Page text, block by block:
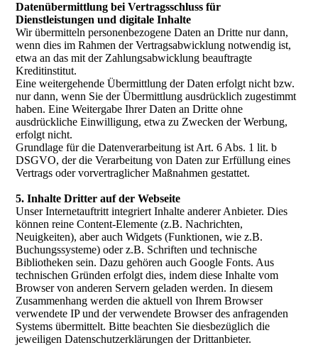
Datenübermittlung bei Vertragsschluss für
Dienstleistungen und digitale Inhalte
Wir übermitteln personenbezogene Daten an Dritte nur dann,
wenn dies im Rahmen der Vertragsabwicklung notwendig ist,
etwa an das mit der Zahlungsabwicklung beauftragte
Kreditinstitut.
Eine weitergehende Übermittlung der Daten erfolgt nicht bzw.
nur dann, wenn Sie der Übermittlung ausdrücklich zugestimmt
haben. Eine Weitergabe Ihrer Daten an Dritte ohne
ausdrückliche Einwilligung, etwa zu Zwecken der Werbung,
erfolgt nicht.
Grundlage für die Datenverarbeitung ist Art. 6 Abs. 1 lit. b
DSGVO, der die Verarbeitung von Daten zur Erfüllung eines
Vertrags oder vorvertraglicher Maßnahmen gestattet.
5. Inhalte Dritter auf der Webseite
Unser Internetauftritt integriert Inhalte anderer Anbieter. Dies
können reine Content-Elemente (z.B. Nachrichten,
Neuigkeiten), aber auch Widgets (Funktionen, wie z.B.
Buchungssysteme) oder z.B. Schriften und technische
Bibliotheken sein. Dazu gehören auch Google Fonts. Aus
technischen Gründen erfolgt dies, indem diese Inhalte vom
Browser von anderen Servern geladen werden. In diesem
Zusammenhang werden die aktuell von Ihrem Browser
verwendete IP und der verwendete Browser des anfragenden
Systems übermittelt. Bitte beachten Sie diesbezüglich die
jeweiligen Datenschutzerklärungen der Drittanbieter.